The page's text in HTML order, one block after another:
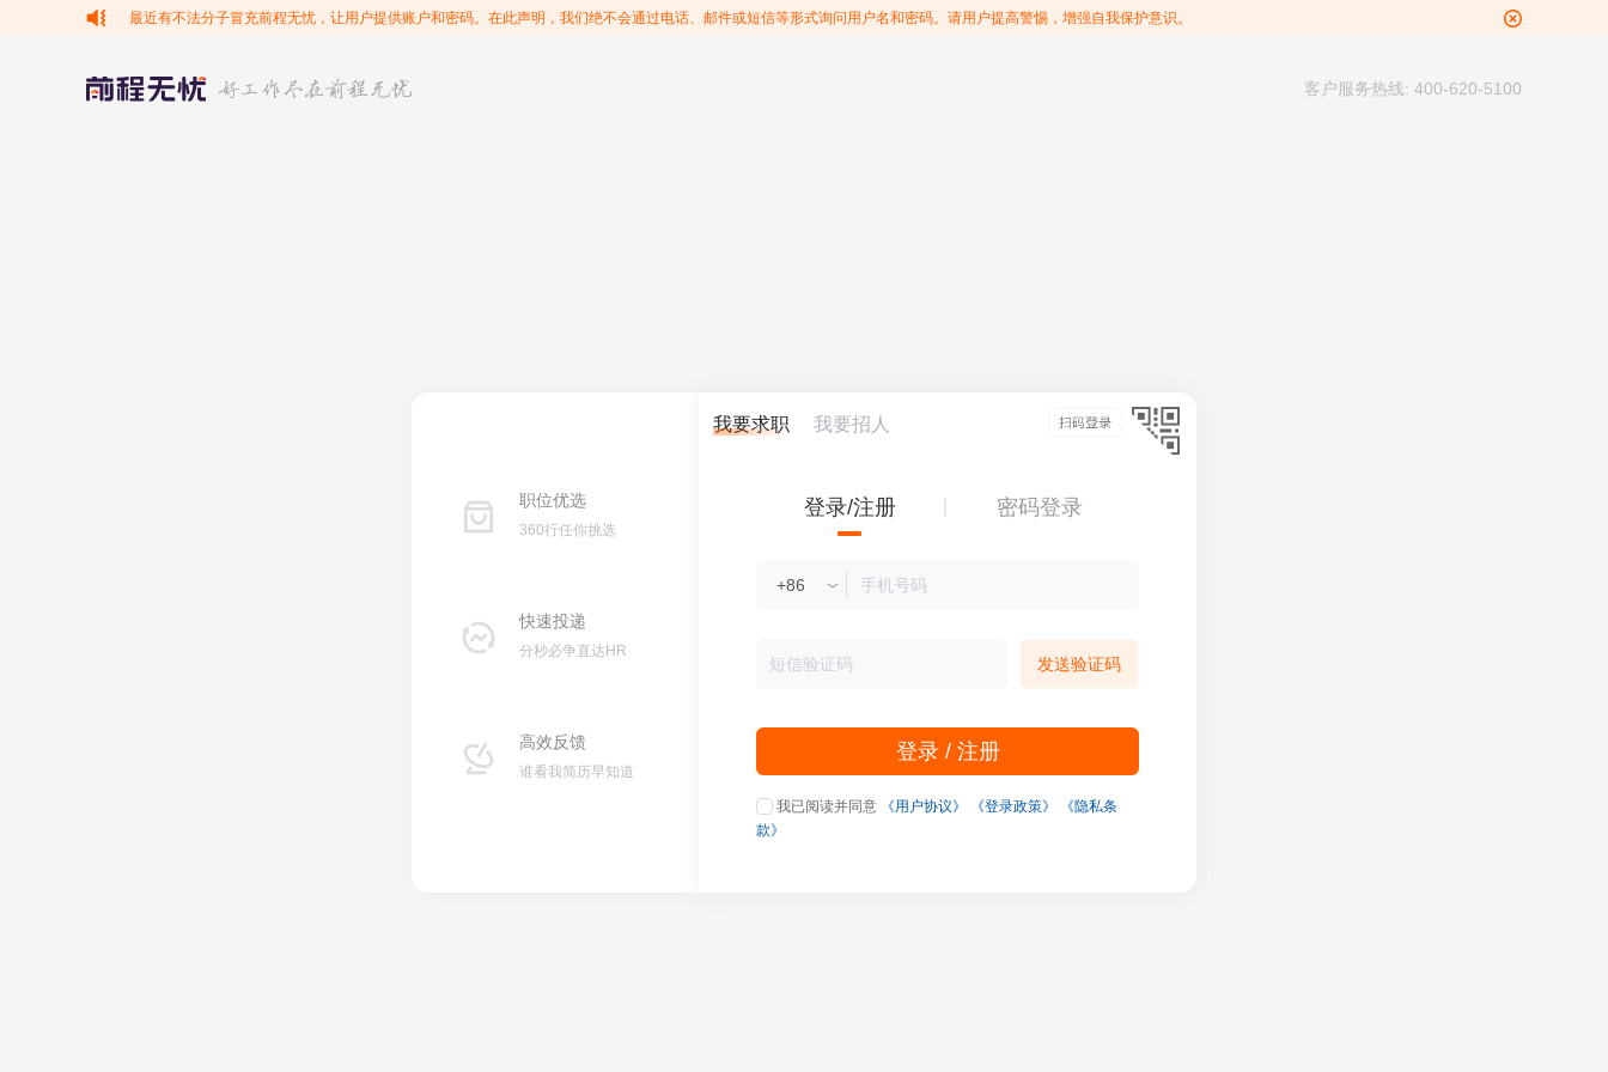
最近有不法分子冒充前程无忧，让用户提供账户和密码。在此声明，我们绝不会通过电话、邮件或短信等形式询问用户名和密码。请用户提高警惕，增强自我保护意识。
客户服务热线: 400-620-5100
职位优选
360行任你挑选
快速投递
分秒必争直达HR
高效反馈
谁看我简历早知道
我要求职 我要招人
登录/注册 密码登录
发送验证码
登录 / 注册
我已阅读并同意 《用户协议》 《登录政策》
《隐私条
款》